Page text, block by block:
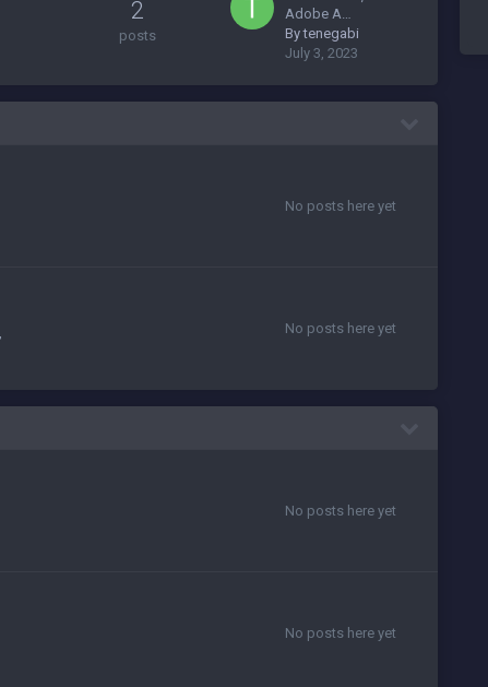
2
posts
Adobe A…
Bytenegabi
July 3, 2023
No posts here yet
No posts here yet
No posts here yet
No posts here yet